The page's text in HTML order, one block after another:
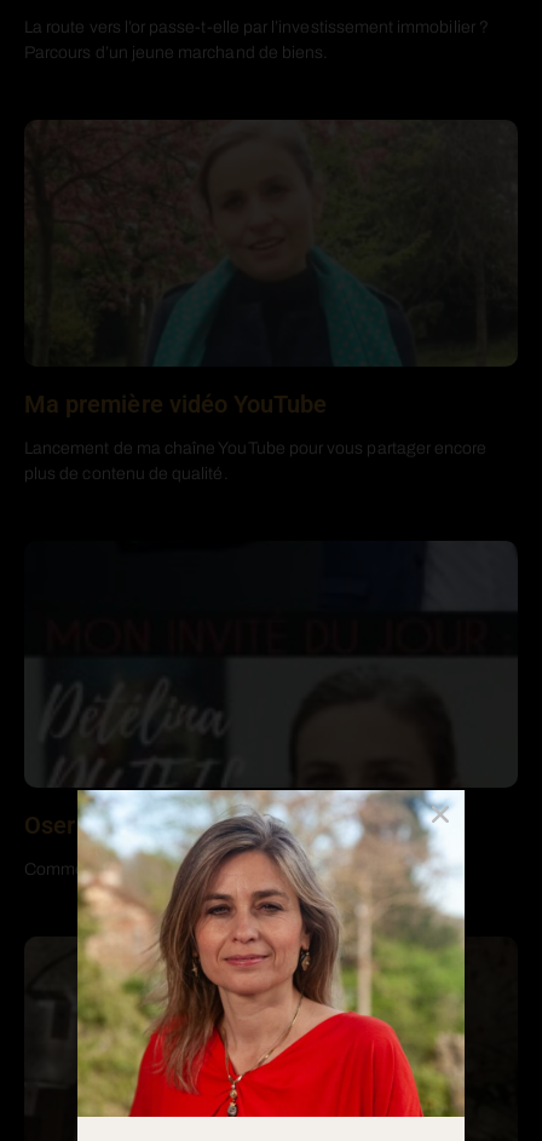
La route vers l’or passe-t-elle par l’investissement immobilier ?
Parcours d’un jeune marchand de biens.
Ma première vidéo YouTube
Lancement de ma chaîne YouTube pour vous partager encore
plus de contenu de qualité.
Oser se créer une vie sur mesure
Comment réussir à créer une vie sur mesure ?